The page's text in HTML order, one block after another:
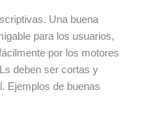
Una buena
para los usuarios,
por los motores
deben ser cortas y
Ejemplos de buenas